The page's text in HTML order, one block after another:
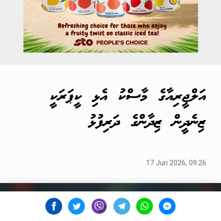
އަލްޖީރިއާގެ މާސްކު އެޅި ކީޕަރަކީ
ޒިނެދީން ޒިދާންގެ ދަރިފުޅު
17 Jun 2026, 09:26